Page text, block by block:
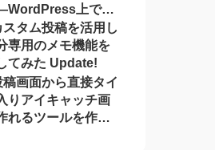
上で画
成・編集をもっと
スタム投稿を活用し
専用のメモ機能を
てみた Update!
稿画面から直接タイ
りアイキャッチ画
れるツールを作っ